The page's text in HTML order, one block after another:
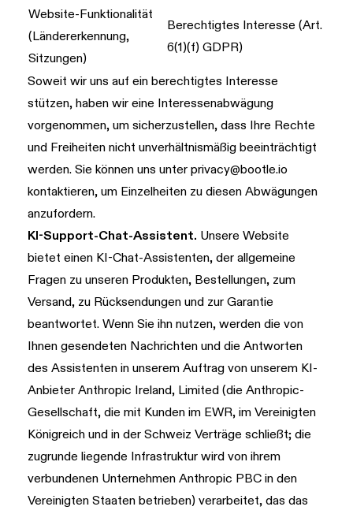
Website-Funktionalität
(Ländererkennung,
Sitzungen)
Berechtigtes Interesse (Art.
6(1)(f) GDPR)
Soweit wir uns auf ein berechtigtes Interesse
stützen, haben wir eine Interessenabwägung
vorgenommen, um sicherzustellen, dass Ihre Rechte
und Freiheiten nicht unverhältnismäßig beeinträchtigt
werden. Sie können uns unterprivacy@bootle.io
kontaktieren, um Einzelheiten zu diesen Abwägungen
anzufordern.
KI-Support-Chat-Assistent. Unsere Website
bietet einen KI-Chat-Assistenten, der allgemeine
Fragen zu unseren Produkten, Bestellungen, zum
Versand, zu Rücksendungen und zur Garantie
beantwortet. Wenn Sie ihn nutzen, werden die von
Ihnen gesendeten Nachrichten und die Antworten
des Assistenten in unserem Auftrag von unserem KI-
Anbieter Anthropic Ireland, Limited (die Anthropic-
Gesellschaft, die mit Kunden im EWR, im Vereinigten
Königreich und in der Schweiz Verträge schließt; die
zugrunde liegende Infrastruktur wird von ihrem
verbundenen Unternehmen Anthropic PBC in den
Vereinigten Staaten betrieben) verarbeitet, das das